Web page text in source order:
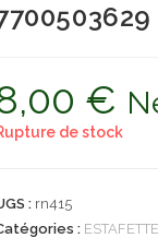
€
de stock
: rn415
: ESTAFETTE